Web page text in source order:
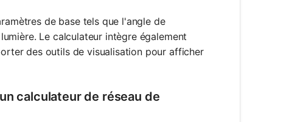
de base tels que l'angle de
Le calculateur intègre également
des outils de visualisation pour afficher
calculateur de réseau de